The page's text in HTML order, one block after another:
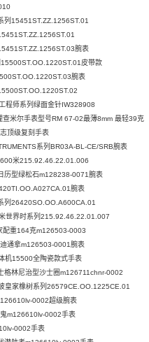
列15451ST.ZZ.1256ST.01
腕表
皮带款
腕表
程师系列绿面金针IW328908
米尔手表型号RM 67-02最薄8mm 最轻39克
顶级复刻手表
系列BR03A-BL-CE/SRB腕表
600米215.92.46.22.01.006
历型绿松石m128238-0071腕表
腕表
列26420SO.OO.A600CA.01
世界时系列215.92.46.22.01.007
配重164克m126503-0003
通拿m126503-0001腕表
机15500全陶瓷款式手表
格林尼治型沙士圈m126711chnr-0002
皇家橡树系列26579CE.OO.1225CE.01
0002超级腕表
m126610lv-0002手表
0002手表